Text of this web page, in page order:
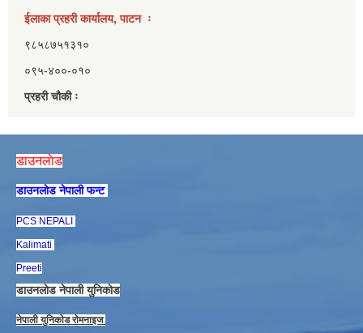
ईलाका प्रहरी कार्यालय, पाटन ः
९८५८७५१३१०
०९५-४००-०१०
प्रहरी चौकी ः
डाउनलाेड
डाउनलाेड नेपाली फन्ट
PCS NEPALI
Kalimati
Preeti
डाउनलाेड नेपाली युनिकाेड
नेपाली युनिकाेड राेमनाइज